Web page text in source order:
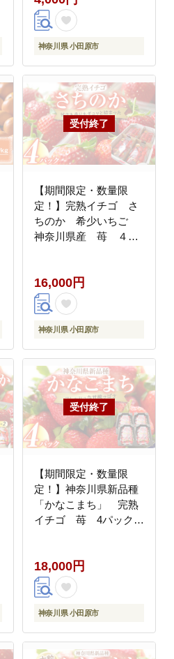
神奈川県 小田原市
【期間限定・数量限
定！】完熟イチゴ さ
ちのか 希少いちご
神奈川県産 苺 ４パ
16,000円
神奈川県 小田原市
【期間限定・数量限
定！】神奈川県新品種
「かなこまち」 完熟
イチゴ 苺 4パック入
18,000円
神奈川県 小田原市